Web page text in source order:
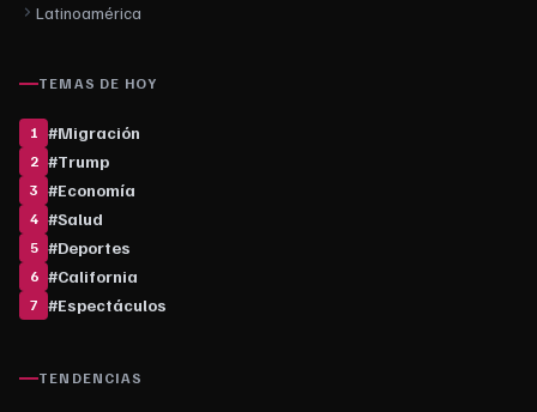
Latinoamérica
TEMAS DE HOY
1 #Migración
2 #Trump
3 #Economía
4 #Salud
5 #Deportes
6 #California
7 #Espectáculos
TENDENCIAS